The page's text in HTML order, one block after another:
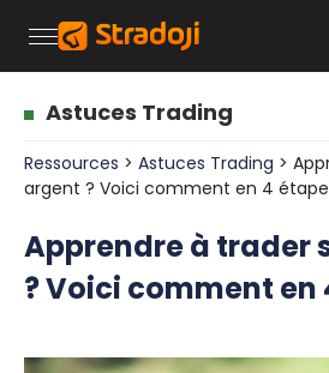
Astuces Trading
Ressources > Astuces Trading >
argent ? Voici comment en 4
Apprendre à trader
? Voici comment en